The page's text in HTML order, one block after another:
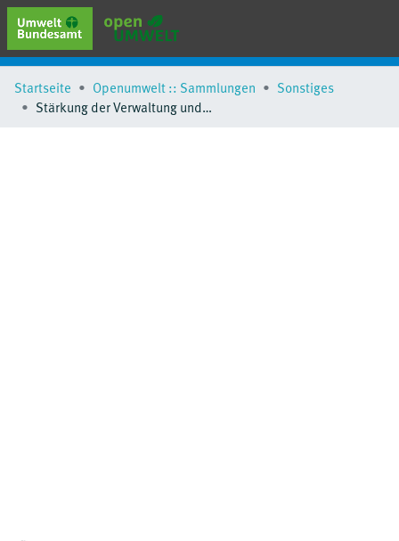
erweiterte Suche
Browse
Startseite Openumwelt :: Sammlungen
Sonstiges
Stärkung der Verwaltung und Hilfe für die praktische Umsetzung der EU-Verordnung (EG) Nr.648/2004 über Detergenzien in Bulgarien